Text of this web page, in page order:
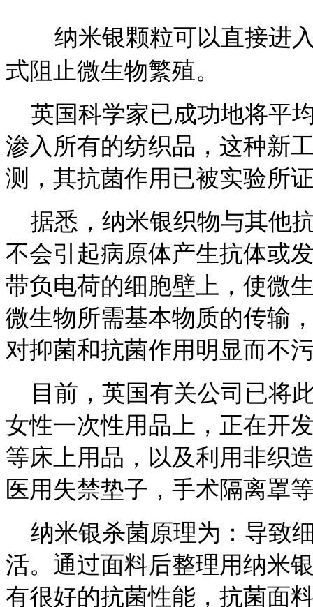
纳米银颗粒可以直接进
式阻止微生物繁殖。
英国科学家已成功地将平
渗入所有的纺织品，这种新
测，其抗菌作用已被实验所
据悉，纳米银织物与其他
不会引起病原体产生抗体或
带负电荷的细胞壁上，使微
微生物所需基本物质的传输
对抑菌和抗菌作用明显而不
目前，英国有关公司已将
女性一次性用品上，正在开
等床上用品，以及利用非织
医用失禁垫子，手术隔离罩
纳米银杀菌原理为：导致
活。通过面料后整理用纳米
有很好的抗菌性能，抗菌面